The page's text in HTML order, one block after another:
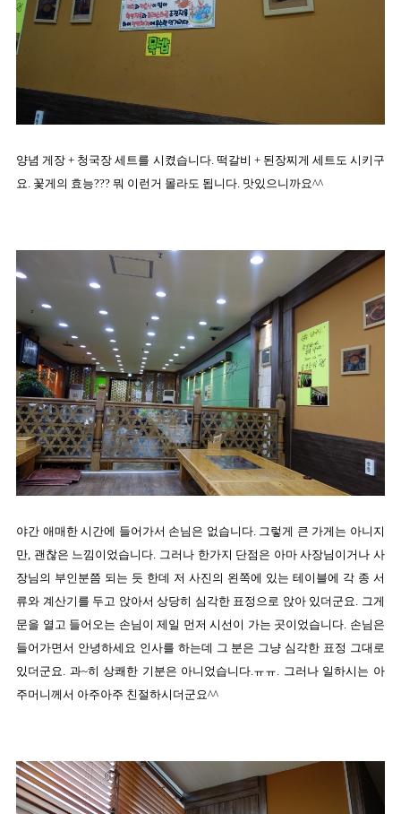
양념 게장 + 청국장 세트를 시켰습니다. 떡갈비 + 된장찌게 세트도 시키구
요. 꽃게의 효능??? 뭐 이런거 몰라도 됩니다. 맛있으니까요^^
야간 애매한 시간에 들어가서 손님은 없습니다. 그렇게 큰 가게는 아니지
만, 괜찮은 느낌이었습니다. 그러나 한가지 단점은 아마 사장님이거나 사
장님의 부인분쯤 되는 듯 한데 저 사진의 왼쪽에 있는 테이블에 각 종 서
류와 계산기를 두고 앉아서 상당히 심각한 표정으로 앉아 있더군요. 그게
문을 열고 들어오는 손님이 제일 먼저 시선이 가는 곳이었습니다. 손님은
들어가면서 안녕하세요 인사를 하는데 그 분은 그냥 심각한 표정 그대로
있더군요. 과~히 상쾌한 기분은 아니었습니다.ㅠㅠ. 그러나 일하시는 아
주머니께서 아주아주 친절하시더군요^^